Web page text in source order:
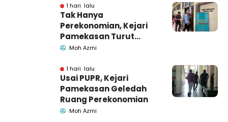
1 hari lalu
Tak Hanya
Perekonomian, Kejari
Pamekasan Turut
Geledah Ruang
Jasa
Moh Azmi
1 hari lalu
Usai PUPR, Kejari
Pamekasan Geledah
Ruang Perekonomian
Moh Azmi